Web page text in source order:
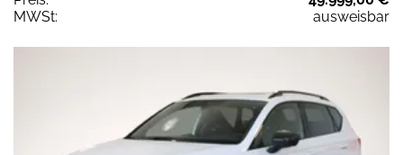
MWSt:
ausweisbar